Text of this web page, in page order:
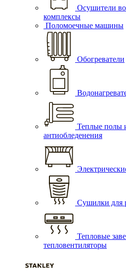
Осушители
комплексы
Поломоечные машины
Обогреватели
Теплые полы
антиобледенения
Сушилки для
Тепловые
тепловентиляторы